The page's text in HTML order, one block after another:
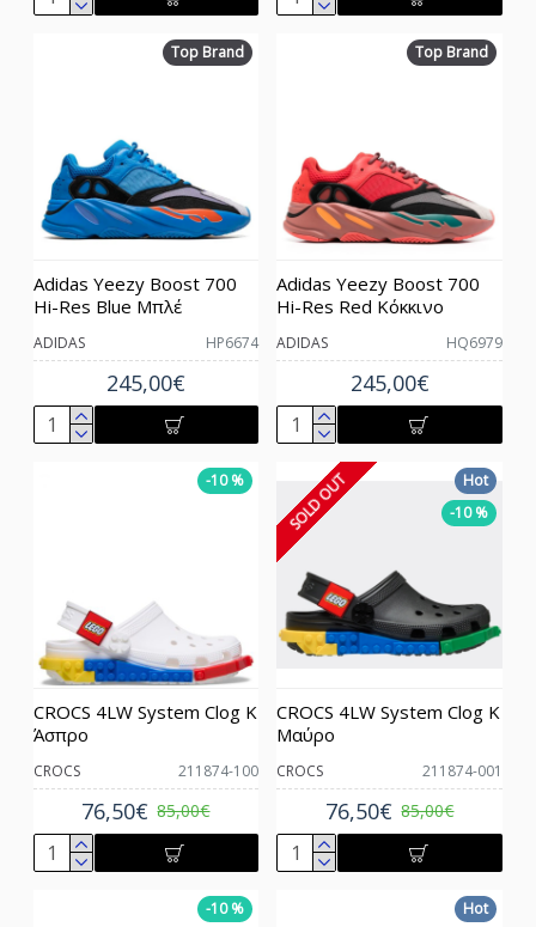
Top Brand
ADIDAS HP6674
Adidas Yeezy Boost 700
Hi-Res Blue Μπλέ
245,00€
Top Brand
ADIDAS HQ6979
Adidas Yeezy Boost 700
Hi-Res Red Κόκκινο
245,00€
-10 %
CROCS 211874-100
CROCS 4LW System Clog K
Άσπρο
76,50€ 85,00€
Hot
-10 %
SOLD OUT
CROCS 211874-001
CROCS 4LW System Clog K
Μαύρο
76,50€ 85,00€
-10 %
Hot